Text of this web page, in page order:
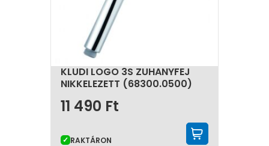
KLUDI LOGO 3S ZUHANYFEJ
NIKKELEZETT (68300.0500)
11 490 Ft
RAKTÁRON